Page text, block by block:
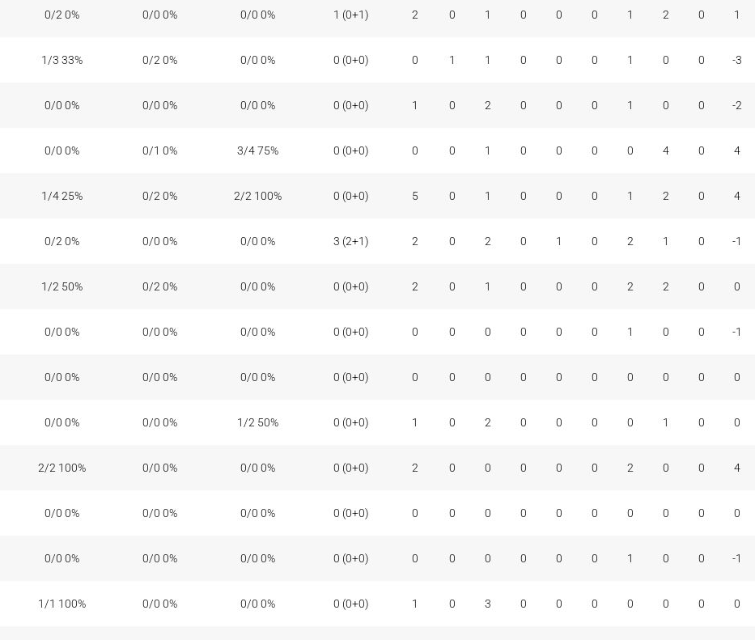
0/2 0% 0/0 0% 0/0 0% 1 (0+1) 2 0 1 0 0 0 1 2 0 1
1/3 33% 0/2 0% 0/0 0% 0 (0+0) 0 1 1 0 0 0 1 0 0 -3
0/0 0% 0/0 0% 0/0 0% 0 (0+0) 1 0 2 0 0 0 1 0 0 -2
0/0 0% 0/1 0% 3/4 75% 0 (0+0) 0 0 1 0 0 0 0 4 0 4
1/4 25% 0/2 0% 2/2 100% 0 (0+0) 5 0 1 0 0 0 1 2 0 4
0/2 0% 0/0 0% 0/0 0% 3 (2+1) 2 0 2 0 1 0 2 1 0 -1
1/2 50% 0/2 0% 0/0 0% 0 (0+0) 2 0 1 0 0 0 2 2 0 0
0/0 0% 0/0 0% 0/0 0% 0 (0+0) 0 0 0 0 0 0 1 0 0 -1
0/0 0% 0/0 0% 0/0 0% 0 (0+0) 0 0 0 0 0 0 0 0 0 0
0/0 0% 0/0 0% 1/2 50% 0 (0+0) 1 0 2 0 0 0 0 1 0 0
2/2 100% 0/0 0% 0/0 0% 0 (0+0) 2 0 0 0 0 0 2 0 0 4
0/0 0% 0/0 0% 0/0 0% 0 (0+0) 0 0 0 0 0 0 0 0 0 0
0/0 0% 0/0 0% 0/0 0% 0 (0+0) 0 0 0 0 0 0 1 0 0 -1
1/1 100% 0/0 0% 0/0 0% 0 (0+0) 1 0 3 0 0 0 0 0 0 0